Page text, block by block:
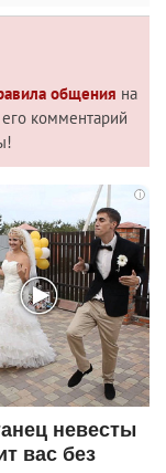
общения на
комментарий
i
невесты
вас без